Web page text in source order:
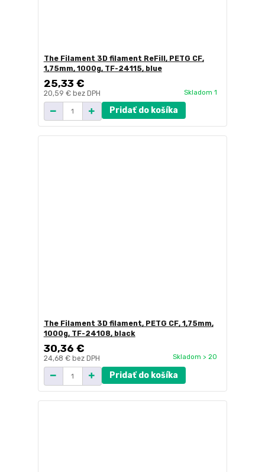
The Filament 3D filament ReFill, PETG CF,
1,75mm, 1000g, TF-24115, blue
25,33 €
20,59 € bez DPH Skladom 1
Pridať do košíka
The Filament 3D filament, PETG CF, 1,75mm,
1000g, TF-24108, black
30,36 €
24,68 € bez DPH Skladom > 20
Pridať do košíka